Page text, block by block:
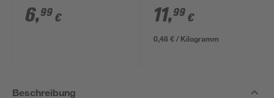
für 20 g Tabs
6,99 €
1,2 mm 25 kg
11,99 €
0,48 € / Kilogramm
Beschreibung